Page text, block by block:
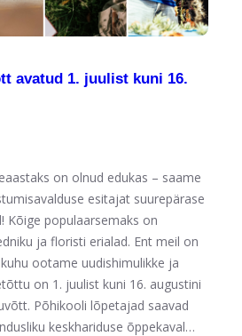
avatud 1. juulist kuni 16.
on olnud edukas – saame
esitajat suurepärase
Kõige populaarsemaks on
ja floristi erialad. Ent meil on
ootame uudishimulikke ja
on 1. juulist kuni 16. augustini
Põhikooli lõpetajad saavad
keskhariduse õppekaval…